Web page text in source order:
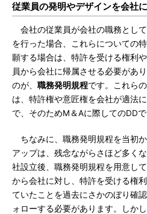
従業員の発明やデザインを会社
会社の従業員が会社の職務とし
を行った場合、これらについての
願する場合は、特許を受ける権利
員から会社に帰属させる必要があ
のが、 職務発明規程です。これら
は、特許権や意匠権を会社が適法
で、そのためM＆Aに際してのDD
ちなみに、職務発明規程を当初
アップは、残念ながらさほど多く
社設立後、職務発明規程を用意し
から会社に対し、特許を受ける権
ていたことを過去にさかのぼり確
ォローする必要があります。しか